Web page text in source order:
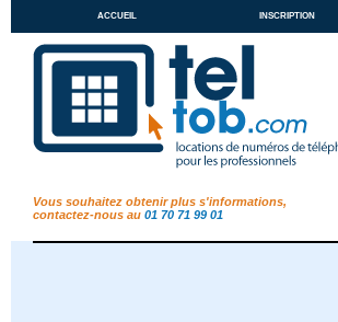
accueil inscription
Vous souhaitez obtenir plus s'informations,
contactez-nous au 01 70 71 99 01